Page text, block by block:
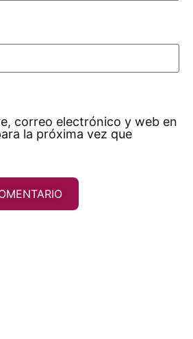
correo electrónico y web en
la próxima vez que